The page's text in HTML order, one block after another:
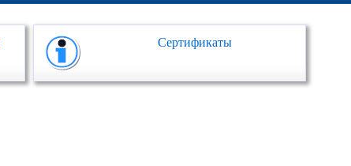
Сертификаты